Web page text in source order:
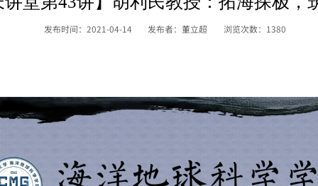
发布时间：2021-04-14 发布者：董立超 浏览次数： 1380